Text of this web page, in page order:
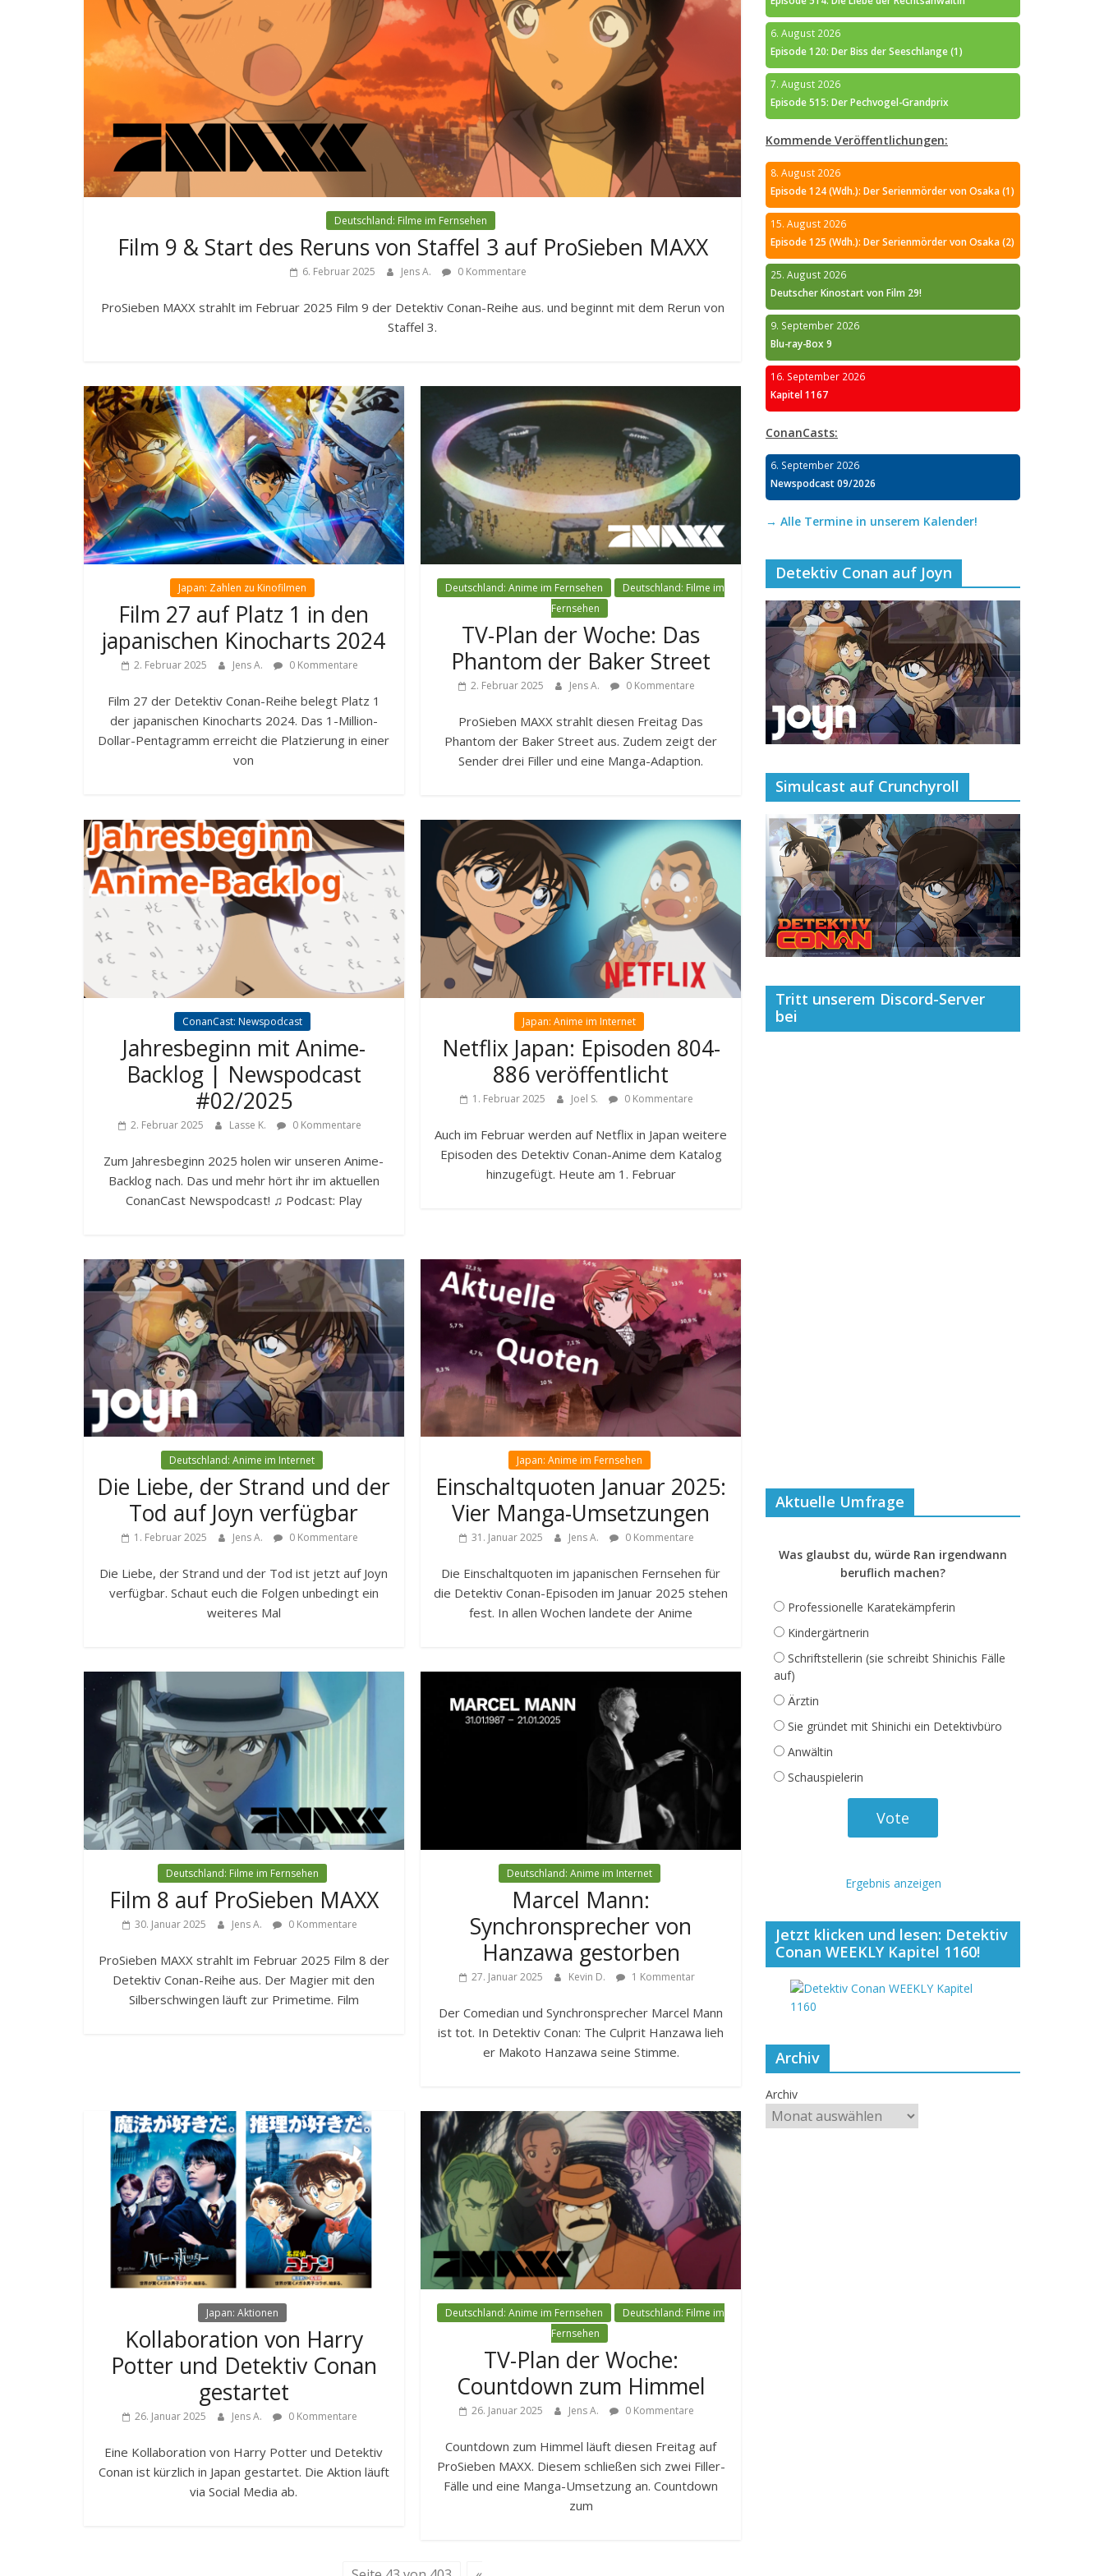
Deutschland: Filme im Fernsehen
Film 9 & Start des Reruns von Staffel 3 auf ProSieben MAXX
6. Februar 2025 Jens A. 0 Kommentare
ProSieben MAXX strahlt im Februar 2025 Film 9 der Detektiv Conan-Reihe aus. und beginnt mit dem Rerun von
Staffel 3.
Japan: Zahlen zu Kinofilmen
Film 27 auf Platz 1 in den
japanischen Kinocharts 2024
2. Februar 2025 Jens A. 0 Kommentare
Film 27 der Detektiv Conan-Reihe belegt Platz 1
der japanischen Kinocharts 2024. Das 1-Million-
Dollar-Pentagramm erreicht die Platzierung in einer
von
Deutschland: Anime im Fernsehen
Deutschland: Filme im
Fernsehen
TV-Plan der Woche: Das
Phantom der Baker Street
2. Februar 2025 Jens A. 0 Kommentare
ProSieben MAXX strahlt diesen Freitag Das
Phantom der Baker Street aus. Zudem zeigt der
Sender drei Filler und eine Manga-Adaption.
ConanCast: Newspodcast
Jahresbeginn mit Anime-
Backlog | Newspodcast
#02/2025
2. Februar 2025 Lasse K. 0 Kommentare
Zum Jahresbeginn 2025 holen wir unseren Anime-
Backlog nach. Das und mehr hört ihr im aktuellen
ConanCast Newspodcast! ♫ Podcast: Play
Japan: Anime im Internet
Netflix Japan: Episoden 804-
886 veröffentlicht
1. Februar 2025 Joel S. 0 Kommentare
Auch im Februar werden auf Netflix in Japan weitere
Episoden des Detektiv Conan-Anime dem Katalog
hinzugefügt. Heute am 1. Februar
Deutschland: Anime im Internet
Die Liebe, der Strand und der
Tod auf Joyn verfügbar
1. Februar 2025 Jens A. 0 Kommentare
Die Liebe, der Strand und der Tod ist jetzt auf Joyn
verfügbar. Schaut euch die Folgen unbedingt ein
weiteres Mal
Japan: Anime im Fernsehen
Einschaltquoten Januar 2025:
Vier Manga-Umsetzungen
31. Januar 2025 Jens A. 0 Kommentare
Die Einschaltquoten im japanischen Fernsehen für
die Detektiv Conan-Episoden im Januar 2025 stehen
fest. In allen Wochen landete der Anime
Deutschland: Filme im Fernsehen
Film 8 auf ProSieben MAXX
30. Januar 2025 Jens A. 0 Kommentare
ProSieben MAXX strahlt im Februar 2025 Film 8 der
Detektiv Conan-Reihe aus. Der Magier mit den
Silberschwingen läuft zur Primetime. Film
Deutschland: Anime im Internet
Marcel Mann:
Synchronsprecher von
Hanzawa gestorben
27. Januar 2025 Kevin D. 1 Kommentar
Der Comedian und Synchronsprecher Marcel Mann
ist tot. In Detektiv Conan: The Culprit Hanzawa lieh
er Makoto Hanzawa seine Stimme.
Japan: Aktionen
Kollaboration von Harry
Potter und Detektiv Conan
gestartet
26. Januar 2025 Jens A. 0 Kommentare
Eine Kollaboration von Harry Potter und Detektiv
Conan ist kürzlich in Japan gestartet. Die Aktion läuft
via Social Media ab.
Deutschland: Anime im Fernsehen
Deutschland: Filme im
Fernsehen
TV-Plan der Woche:
Countdown zum Himmel
26. Januar 2025 Jens A. 0 Kommentare
Countdown zum Himmel läuft diesen Freitag auf
ProSieben MAXX. Diesem schließen sich zwei Filler-
Fälle und eine Manga-Umsetzung an. Countdown
zum
6. August 2026
Episode 120: Der Biss der Seeschlange (1)
7. August 2026
Episode 515: Der Pechvogel-Grandprix
Kommende Veröffentlichungen:
8. August 2026
Episode 124 (Wdh.): Der Serienmörder von Osaka (1)
15. August 2026
Episode 125 (Wdh.): Der Serienmörder von Osaka (2)
25. August 2026
Deutscher Kinostart von Film 29!
9. September 2026
Blu-ray-Box 9
16. September 2026
Kapitel 1167
ConanCasts:
6. September 2026
Newspodcast 09/2026
→ Alle Termine in unserem Kalender!
Detektiv Conan auf Joyn
Simulcast auf Crunchyroll
Tritt unserem Discord-Server
bei
Aktuelle Umfrage
Was glaubst du, würde Ran irgendwann
beruflich machen?
Professionelle Karatekämpferin
Kindergärtnerin
Schriftstellerin (sie schreibt Shinichis Fälle
auf)
Ärztin
Sie gründet mit Shinichi ein Detektivbüro
Anwältin
Schauspielerin
Ergebnis anzeigen
Jetzt klicken und lesen: Detektiv
Conan WEEKLY Kapitel 1160!
Archiv
Archiv